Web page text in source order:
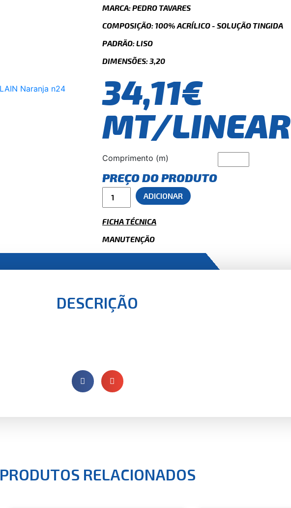
MARCA: PEDRO TAVARES
COMPOSIÇÃO: 100% ACRÍLICO - SOLUÇÃO TINGIDA
PADRÃO: LISO
DIMENSÕES: 3,20
34,11€
MT/LINEAR
Comprimento (m)
PREÇO DO PRODUTO
ADICIONAR
FICHA TÉCNICA
MANUTENÇÃO
DESCRIÇÃO
PRODUTOS RELACIONADOS